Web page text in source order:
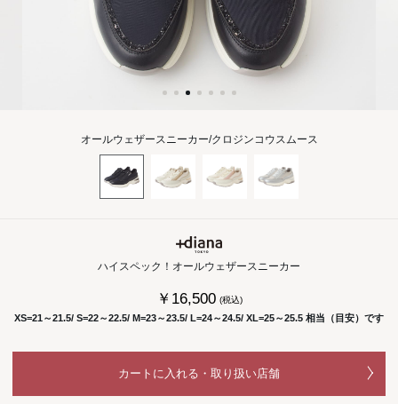
オールウェザースニーカー/クロジンコウスムース
ハイスペック！オールウェザースニーカー
￥16,500 (税込)
XS=21～21.5/ S=22～22.5/ M=23～23.5/ L=24～24.5/ XL=25～25.5 相当（目安）です
カートに入れる・取り扱い店舗